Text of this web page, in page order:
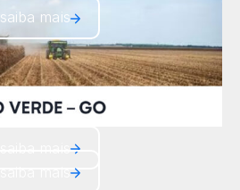
saiba mais
saiba mais
saiba mais